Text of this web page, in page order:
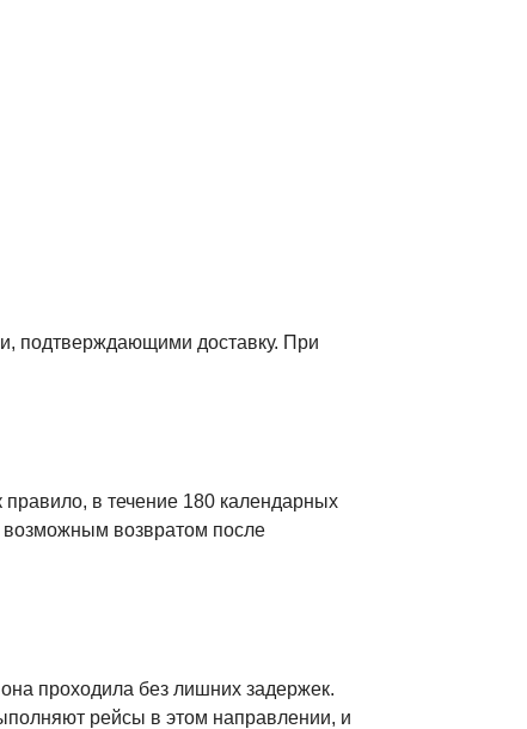
подтверждающими доставку. При
в течение 180 календарных
возвратом после
проходила без лишних задержек.
рейсы в этом направлении, и